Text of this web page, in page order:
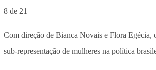
8 de 21
Com direção de Bianca Novais e Flora Egécia,
sub-representação de mulheres na política